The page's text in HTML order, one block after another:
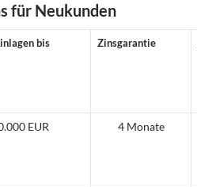
für Neukunden
bis Zinsgarantie
EUR 4 Monate